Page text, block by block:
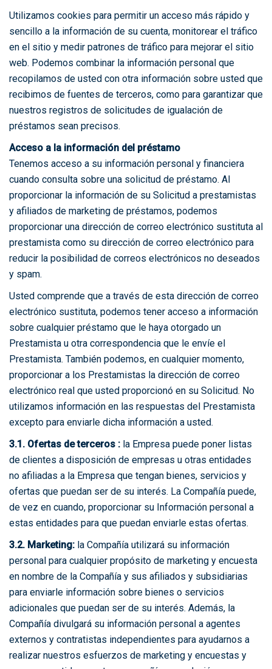
Utilizamos cookies para permitir un acceso más rápido y
sencillo a la información de su cuenta, monitorear el tráfico
en el sitio y medir patrones de tráfico para mejorar el sitio
web. Podemos combinar la información personal que
recopilamos de usted con otra información sobre usted que
recibimos de fuentes de terceros, como para garantizar que
nuestros registros de solicitudes de igualación de
préstamos sean precisos.
Acceso a la información del préstamo
Tenemos acceso a su información personal y financiera
cuando consulta sobre una solicitud de préstamo. Al
proporcionar la información de su Solicitud a prestamistas
y afiliados de marketing de préstamos, podemos
proporcionar una dirección de correo electrónico sustituta al
prestamista como su dirección de correo electrónico para
reducir la posibilidad de correos electrónicos no deseados
y spam.
Usted comprende que a través de esta dirección de correo
electrónico sustituta, podemos tener acceso a información
sobre cualquier préstamo que le haya otorgado un
Prestamista u otra correspondencia que le envíe el
Prestamista. También podemos, en cualquier momento,
proporcionar a los Prestamistas la dirección de correo
electrónico real que usted proporcionó en su Solicitud. No
utilizamos información en las respuestas del Prestamista
excepto para enviarle dicha información a usted.
3.1. Ofertas de terceros : la Empresa puede poner listas
de clientes a disposición de empresas u otras entidades
no afiliadas a la Empresa que tengan bienes, servicios y
ofertas que puedan ser de su interés. La Compañía puede,
de vez en cuando, proporcionar su Información personal a
estas entidades para que puedan enviarle estas ofertas.
3.2. Marketing: la Compañía utilizará su información
personal para cualquier propósito de marketing y encuesta
en nombre de la Compañía y sus afiliados y subsidiarias
para enviarle información sobre bienes o servicios
adicionales que puedan ser de su interés. Además, la
Compañía divulgará su información personal a agentes
externos y contratistas independientes para ayudarnos a
realizar nuestros esfuerzos de marketing y encuestas y